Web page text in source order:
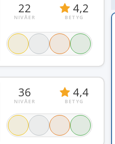
22
NIVÅER
4,2
BETYG
36
NIVÅER
4,4
BETYG